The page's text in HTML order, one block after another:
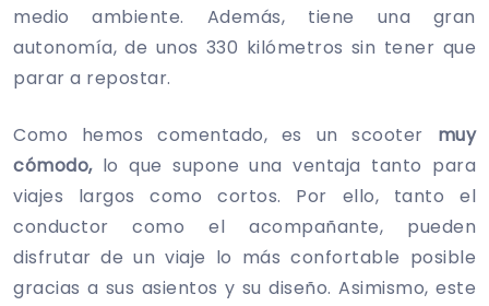
medio ambiente. Además, tiene una gran
autonomía, de unos 330 kilómetros sin tener que
parar a repostar.
Como hemos comentado, es un scooter muy
cómodo,lo que supone una ventaja tanto para
viajes largos como cortos. Por ello, tanto el
conductor como el acompañante, pueden
disfrutar de un viaje lo más confortable posible
gracias a sus asientos y su diseño. Asimismo, este